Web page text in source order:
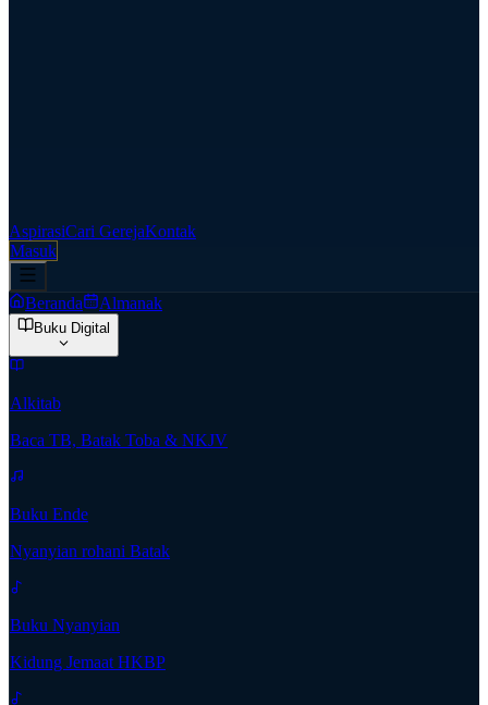
AspirasiCari GerejaKontak
Masuk
Beranda Almanak
Buku Digital
Alkitab
Baca TB, Batak Toba & NKJV
Buku Ende
Nyanyian rohani Batak
Buku Nyanyian
Kidung Jemaat HKBP